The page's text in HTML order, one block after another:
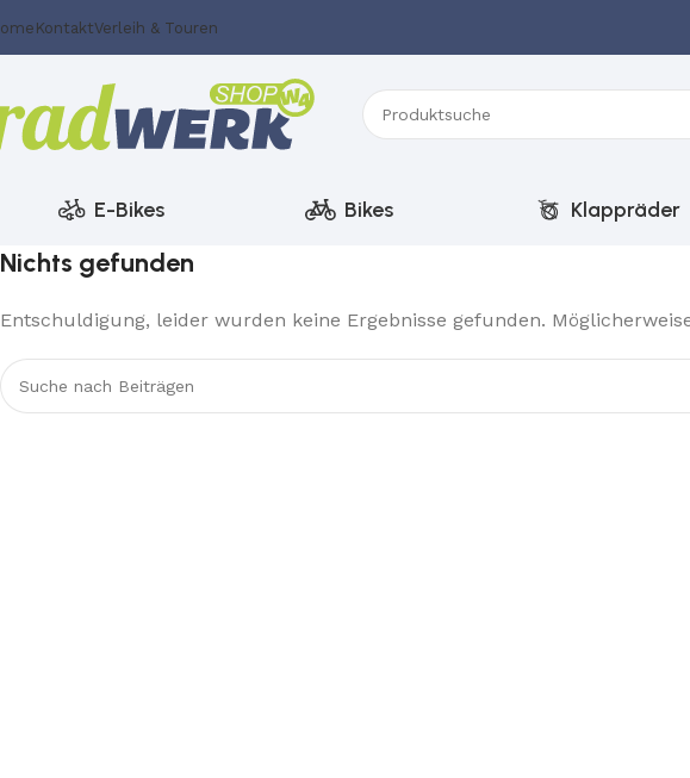
KontaktVerleih & Touren
E-Bikes Bikes Klappräder
Nichts gefunden
Entschuldigung, leider wurden keine Ergebnisse gefunden.